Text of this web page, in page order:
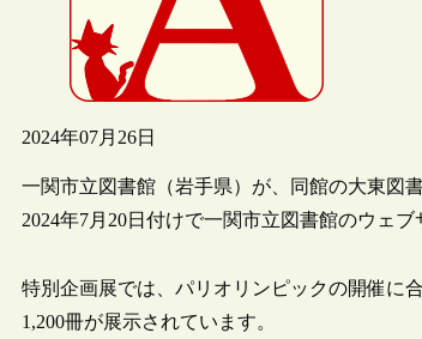
2024年07月26日
一関市立図書館（岩手県）が、同館の大東図
2024年7月20日付けで一関市立図書館のウェ
特別企画展では、パリオリンピックの開催に
1,200冊が展示されています。